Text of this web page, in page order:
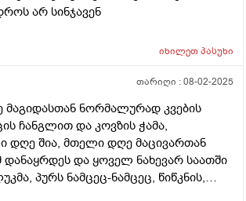
არ სინჯავენ
იხილეთპასუხი
თარიღი :08-02-2025
მაგიდასთან ნორმალურად კვების
ჩანგლით და კოვზის ჭამა,
დღე შია, მთელი დღე მაცივართან
და ყოველ ნახევარ საათში
პურს ნამცეც-ნამცეც, წიწკნის,